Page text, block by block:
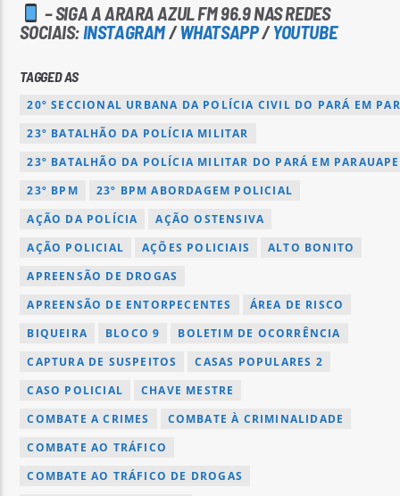
– SIGA A ARARA AZUL FM 96.9 NAS REDES
SOCIAIS: INSTAGRAM/WHATSAPP/YOUTUBE
TAGGED AS
20º SECCIONAL URBANA DA POLÍCIA CIVIL DO PARÁ EM
23º BATALHÃO DA POLÍCIA MILITAR
23º BATALHÃO DA POLÍCIA MILITAR DO PARÁ EM
23º BPM
23º BPM ABORDAGEM POLICIAL
AÇÃO DA POLÍCIA
AÇÃO OSTENSIVA
AÇÃO POLICIAL
AÇÕES POLICIAIS
ALTO BONITO
APREENSÃO DE DROGAS
APREENSÃO DE ENTORPECENTES
ÁREA DE RISCO
BIQUEIRA
BLOCO 9
BOLETIM DE OCORRÊNCIA
CAPTURA DE SUSPEITOS
CASAS POPULARES 2
CASO POLICIAL
CHAVE MESTRE
COMBATE A CRIMES
COMBATE À CRIMINALIDADE
COMBATE AO TRÁFICO
COMBATE AO TRÁFICO DE DROGAS